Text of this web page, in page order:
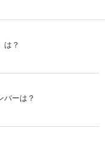
は？
バーは？